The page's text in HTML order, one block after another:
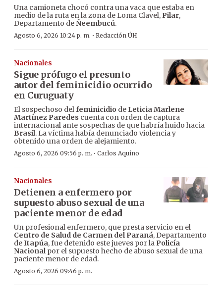
Una camioneta chocó contra una vaca que estaba en
medio de la ruta en la zona de Loma Clavel, Pilar,
Departamento deÑeembucú.
Agosto 6, 2026 10:24 p. m. · Redacción ÚH
Nacionales
Sigue prófugo el presunto
autor del feminicidio ocurrido
en Curuguaty
El sospechoso delfeminicidio de Leticia Marlene
Martínez Paredes cuenta con orden de captura
internacional ante sospechas de que habría huido hacia
Brasil. La víctima había denunciado violencia y
obtenido una orden de alejamiento.
Agosto 6, 2026 09:56 p. m. · Carlos Aquino
Nacionales
Detienen a enfermero por
supuesto abuso sexual de una
paciente menor de edad
Un profesional enfermero, que presta servicio en el
Centro de Salud de Carmen del Paraná, Departamento
deItapúa, fue detenido este jueves por la Policía
Nacionalpor el supuesto hecho de abuso sexual de una
paciente menor de edad.
Agosto 6, 2026 09:46 p. m.